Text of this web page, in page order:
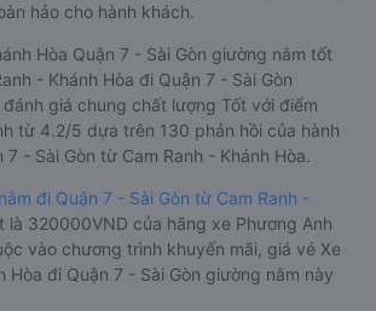
hảo cho hành khách.
Hòa Quận 7 - Sài Gòn giường nằm tốt
- Khánh Hòa đi Quận 7 - Sài Gòn
giá chung chất lượng Tốt với điểm
từ 4.2/5 dựa trên 130 phản hồi của hành
7 - Sài Gòn từ Cam Ranh - Khánh Hòa.
đi Quận 7 - Sài Gòn từ Cam Ranh -
là 320000VND của hãng xe Phương Anh
vào chương trình khuyến mãi, giá vé Xe
Hòa đi Quận 7 - Sài Gòn giường nằm này